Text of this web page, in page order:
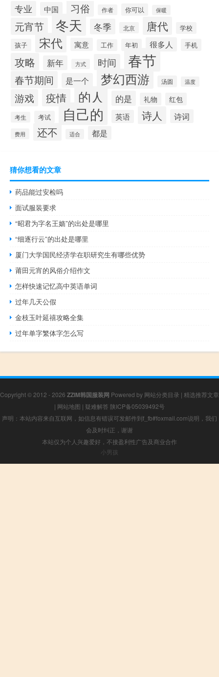
专业 中国 习俗 作者 你可以 保暖
元宵节 冬天 冬季 北京 唐代 学校
孩子 宋代 寓意 工作 年初 很多人 手机
攻略 新年 方式 时间 春节
春节期间 是一个 梦幻西游 汤圆 温度
游戏 疫情 的人 的是 礼物 红包
考生 考试 自己的 英语 诗人 诗词
费用 还不 适合 都是
猜你想看的文章
药品能过安检吗
面试服装要求
“昭君为字名王嫱”的出处是哪里
“细逐行云”的出处是哪里
厦门大学国民经济学在职研究生有哪些优势
莆田元宵的风俗介绍作文
怎样快速记忆高中英语单词
过年几天公假
金枝玉叶延禧攻略全集
过年单字繁体字怎么写
Copyright © 2012 - 2026 ZZIM韩国服装网 Powered by 网站分类目录 | 精选推荐文章
| 网站地图 | 疑难解答 陕ICP备05039492号
声明：本站内容来自互联网，如信息有错误可发邮件到f_fb#foxmail.com说明，我们
会及时纠正，谢谢
本站仅为个人兴趣爱好，不接盈利性广告及商业合作
小男孩